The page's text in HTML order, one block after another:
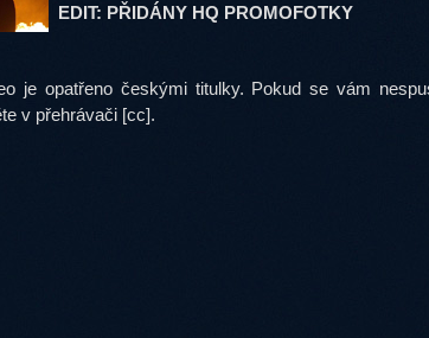
EDIT: PŘIDÁNY HQ PROMOFOTKY
je opatřeno českými titulky. Pokud se vám
v přehrávači [cc].